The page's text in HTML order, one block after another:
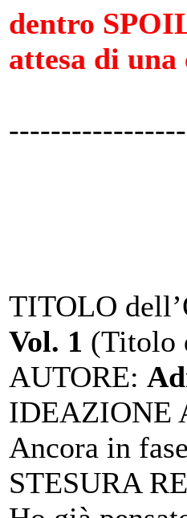
dentro
attesa di
TITOLO
Vol. 1 (Titolo
AUTORE:
IDEAZIONE
Ancora in
STESURA